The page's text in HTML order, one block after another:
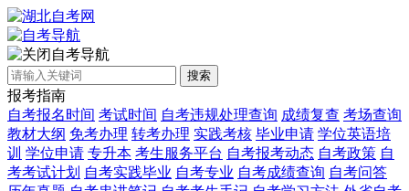
自考导航
搜索
报考指南
自考报名时间 考试时间 自考违规处理查询 成绩复查 考场查询
教材大纲 免考办理 转考办理 实践考核 毕业申请 学位英语培
训 学位申请 专升本 考生服务平台 自考报考动态 自考政策 自
考考试计划 自考实践毕业 自考专业 自考成绩查询 自考问答